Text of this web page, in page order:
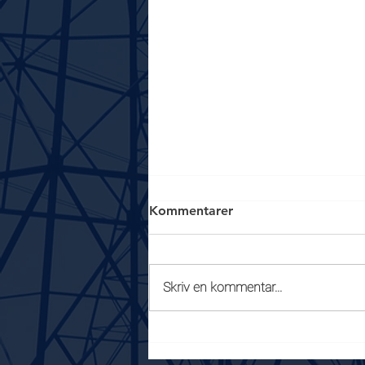
Se upp 2!
Vi har fått samtal från en kund
Grästorp Energi, och att kunden i
fråga har rätt till återbetalning av
Kommentarer
Skriv en kommentar...